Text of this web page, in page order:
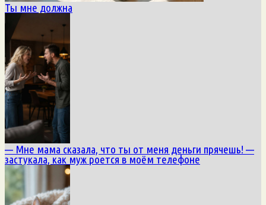
Ты мне должна
— Мне мама сказала, что ты от меня деньги прячешь! —
застукала, как муж роется в моём телефоне